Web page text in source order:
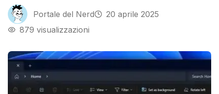
Portale del Nerd
20 aprile 2025
879 visualizzazioni
Accento di colore nella scheda Home del File Explorer